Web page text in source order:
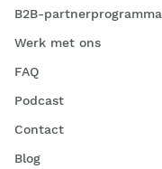
B2B-partnerprogramma
Werk met ons
FAQ
Podcast
Contact
Blog